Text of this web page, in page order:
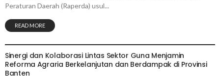
Peraturan Daerah (Raperda) usul...
READ MORE
Sinergi dan Kolaborasi Lintas Sektor Guna Menjamin
Reforma Agraria Berkelanjutan dan Berdampak di Provinsi
Banten